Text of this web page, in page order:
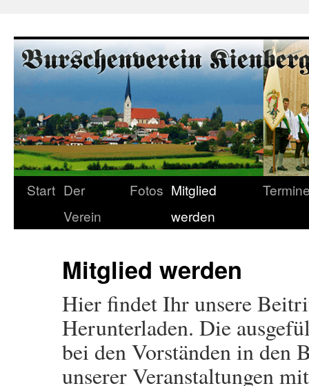
Start Der
Verein
Fotos Mitglied
werden
Mitglied werden
Hier findet Ihr unsere
Herunterladen. Die
bei den Vorständen in den
unserer Veranstaltungen